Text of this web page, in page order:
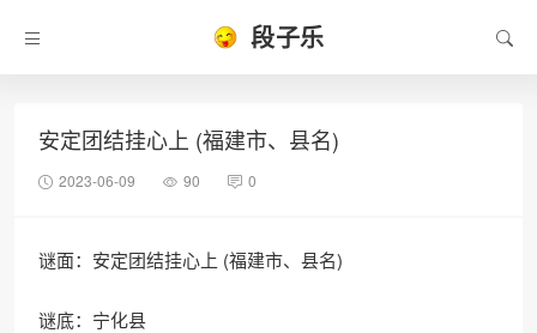
段子乐
安定团结挂心上 (福建市、县名)
2023-06-09 90 0
谜面：安定团结挂心上 (福建市、县名)
谜底：宁化县